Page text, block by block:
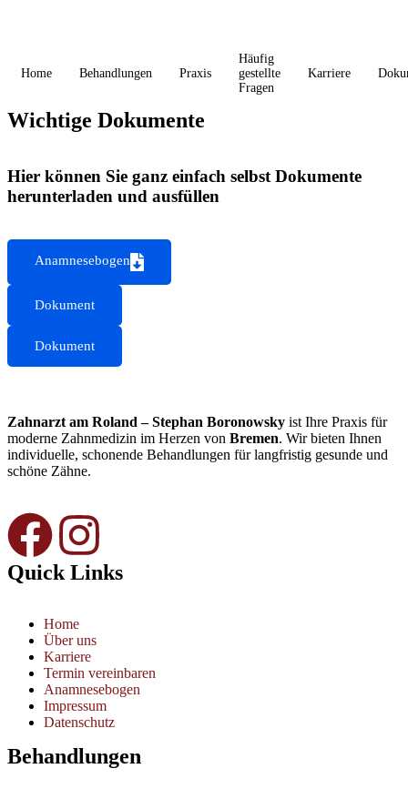
Home Behandlungen Praxis
Häufig
gestellte
Fragen
Karriere
Wichtige Dokumente
Hier können Sie ganz einfach selbst Dokumente
herunterladen und ausfüllen
Anamnesebogen
Dokument
Dokument
Zahnarzt am Roland – Stephan Boronowsky ist Ihre Praxis für
moderne Zahnmedizin im Herzen von Bremen. Wir bieten Ihnen
individuelle, schonende Behandlungen für langfristig gesunde und
schöne Zähne.
Quick Links
Home
Über uns
Karriere
Termin vereinbaren
Anamnesebogen
Impressum
Datenschutz
Behandlungen